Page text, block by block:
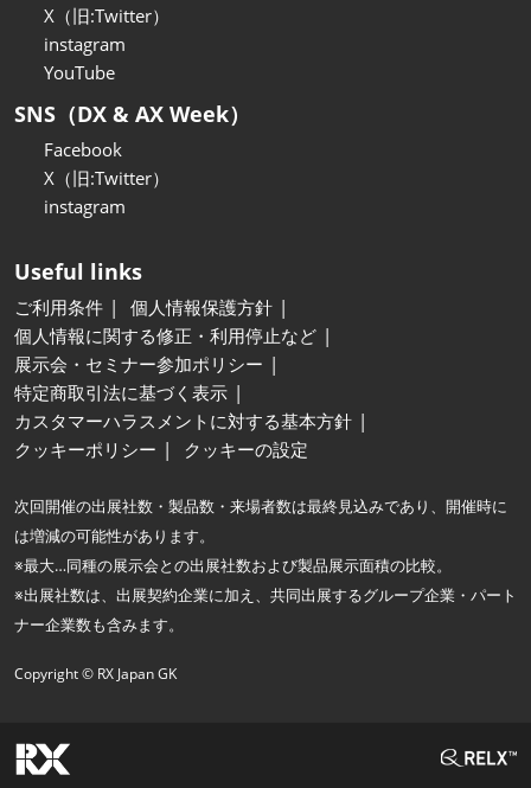
X（旧:Twitter）
instagram
YouTube
SNS（DX & AX Week）
Facebook
X（旧:Twitter）
instagram
Useful links
ご利用条件
個人情報保護方針
個人情報に関する修正・利用停止など
展示会・セミナー参加ポリシー
特定商取引法に基づく表示
カスタマーハラスメントに対する基本方針
クッキーポリシー
クッキーの設定
次回開催の出展社数・製品数・来場者数は最終見込みであり、開催時に
は増減の可能性があります。
※最大…同種の展示会との出展社数および製品展示面積の比較。
※出展社数は、出展契約企業に加え、共同出展するグループ企業・パート
ナー企業数も含みます。
Copyright © RX Japan GK